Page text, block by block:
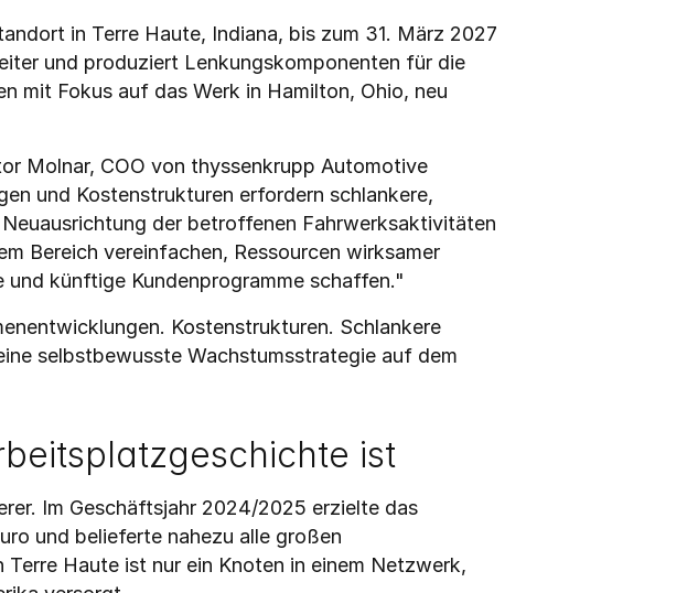
in Terre Haute, Indiana, bis zum 31. März 2027
und produziert Lenkungskomponenten für die
mit Fokus auf das Werk in Hamilton, Ohio, neu
Molnar, COO von thyssenkrupp Automotive
und Kostenstrukturen erfordern schlankere,
der betroffenen Fahrwerksaktivitäten
Bereich vereinfachen, Ressourcen wirksamer
künftige Kundenprogramme schaffen."
Kostenstrukturen. Schlankere
selbstbewusste Wachstumsstrategie auf dem
ist
Im Geschäftsjahr 2024/2025 erzielte das
und belieferte nahezu alle großen
Haute ist nur ein Knoten in einem Netzwerk,